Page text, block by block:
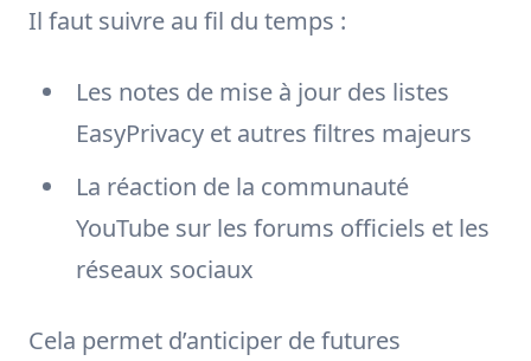
Il faut suivre au fil du temps :
Les notes de mise à jour des listes
EasyPrivacy et autres filtres majeurs
La réaction de la communauté
YouTube sur les forums officiels et les
réseaux sociaux
Cela permet d’anticiper de futures